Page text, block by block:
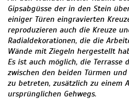
Gipsabgüsse der in den Stein
einiger Türen eingravierten
reproduzieren auch die Kreuze
Radialdekorationen, die die
Wände mit Ziegeln hergestellt
Es ist auch möglich, die Terrasse
zwischen den beiden Türmen
zu betreten, zusätzlich zu einem
ursprünglichen Gehwegs.